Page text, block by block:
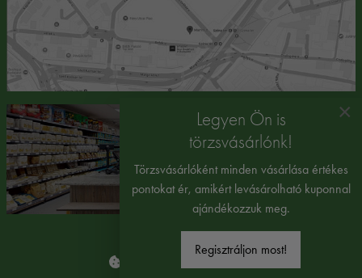
×
Legyen Ön is
törzsvásárlónk!
Törzsvásárlóként minden vásárlása értékes
pontokat ér, amikért levásárolható kuponnal
ajándékozzuk meg.
Regisztráljon most!